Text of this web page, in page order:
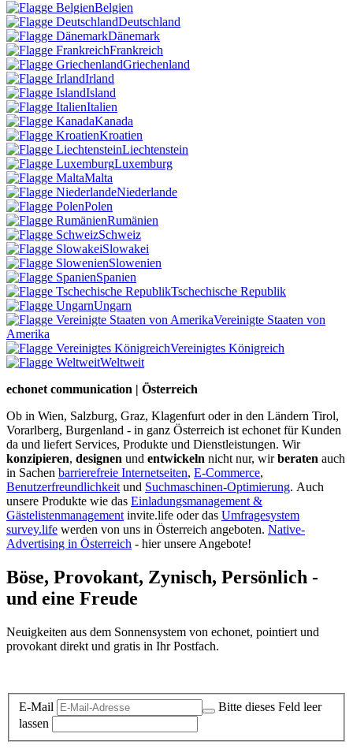
Belgien
Deutschland
Dänemark
Frankreich
Griechenland
Irland
Island
Italien
Kanada
Kroatien
Liechtenstein
Luxemburg
Malta
Niederlande
Polen
Rumänien
Schweiz
Slowakei
Slowenien
Spanien
Tschechische Republik
Ungarn
Vereinigte Staaten von
Amerika
Vereinigtes Königreich
Weltweit
echonet communication | Österreich
Ob in Wien, Salzburg, Graz, Klagenfurt oder in den Ländern Tirol,
Vorarlberg, Burgenland - in ganz Österreich ist echonet für Kunden
da und liefert Services, Produkte und Dienstleistungen. Wir
konzipieren, designen und entwickeln nicht nur, wirberaten auch
in Sachen barrierefreie Internetseiten, E-Commerce,
Benutzerfreundlichkeit und Suchmaschinen-Optimierung. Auch
unsere Produkte wie das Einladungsmanagement &
Gästelistenmanagement invite.life oder das Umfragesystem
survey.life werden von uns in Österreich angeboten. Native-
Advertising in Österreich - hier unsere Angebote!
Böse, Provokant, Zynisch, Persönlich -
und eine Freude
Neuigkeiten aus dem Sonnensystem von echonet, pointiert und
provokant direkt und gratis in Ihr Postfach.
E-Mail
Bitte dieses Feld leer
lassen